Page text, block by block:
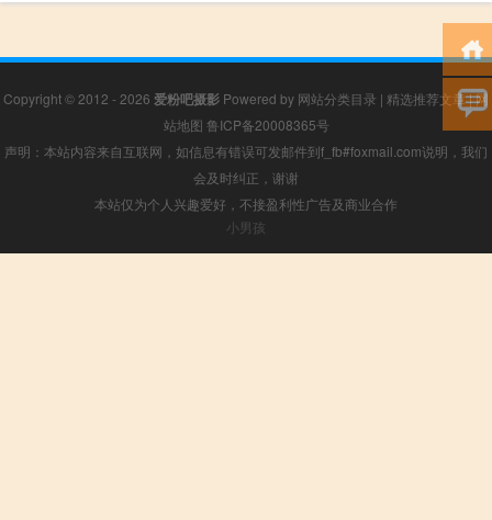
Copyright © 2012 - 2026 爱粉吧摄影 Powered by 网站分类目录 | 精选推荐文章|网
站地图 鲁ICP备20008365号
声明：本站内容来自互联网，如信息有错误可发邮件到f_fb#foxmail.com说明，我们
会及时纠正，谢谢
本站仅为个人兴趣爱好，不接盈利性广告及商业合作
小男孩